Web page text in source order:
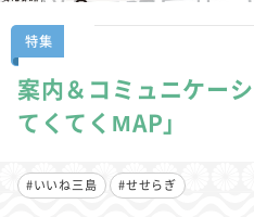
特集
案内＆コミュニケー
てくてくMAP」
#いいね三島 #せせらぎ